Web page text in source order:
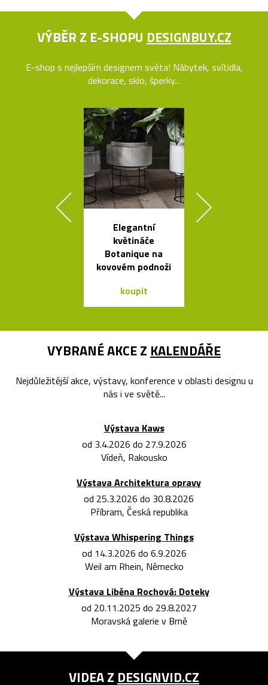
VÝBĚR Z E-SHOPU DESIGNBUY.CZ
E-shop s nejlepším designem světa! Nábytek, svítidla,
dekorace, sklo, šperky...
Elegantní
květináče
Botanique na
kovovém podnoži
koupit
VYBRANÉ AKCE Z KALENDÁŘE
Nejdůležitější akce, výstavy, konference v oblasti designu u
nás i ve světě...
Výstava Kaws
od 3.4.2026 do 27.9.2026
Vídeň, Rakousko
Výstava Architektura opravy
od 25.3.2026 do 30.8.2026
Příbram, Česká republika
Výstava Whispering Things
od 14.3.2026 do 6.9.2026
Weil am Rhein, Německo
Výstava Liběna Rochová: Doteky
od 20.11.2025 do 29.8.2027
Moravská galerie v Brně
VIDEA Z DESIGNVID.CZ